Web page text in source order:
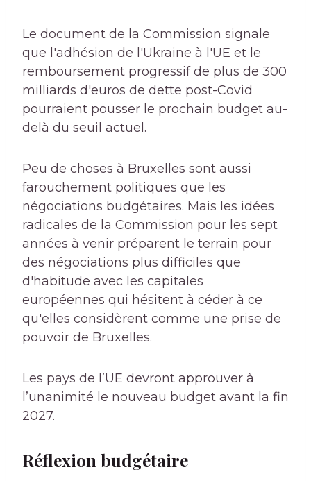
Le document de la Commission signale
que l'adhésion de l'Ukraine à l'UE et le
remboursement progressif de plus de 300
milliards d'euros de dette post-Covid
pourraient pousser le prochain budget au-
delà du seuil actuel.
Peu de choses à Bruxelles sont aussi
farouchement politiques que les
négociations budgétaires. Mais les idées
radicales de la Commission pour les sept
années à venir préparent le terrain pour
des négociations plus difficiles que
d'habitude avec les capitales
européennes qui hésitent à céder à ce
qu'elles considèrent comme une prise de
pouvoir de Bruxelles.
Les pays de l’UE devront approuver à
l’unanimité le nouveau budget avant la fin
2027.
Réflexion budgétaire